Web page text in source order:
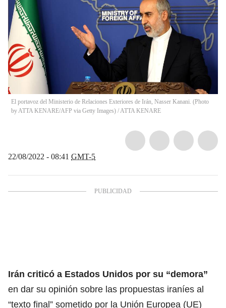
El portavoz del Ministerio de Relaciones Exteriores de Irán, Nasser Kanani. (Photo
by ATTA KENARE/AFP via Getty Images) /ATTA KENARE
22/08/2022 - 08:41 GMT-5
Irán criticó a Estados Unidos por su “demora”
en dar su opinión sobre las propuestas iraníes al
“texto final” sometido por la Unión Europea (UE)